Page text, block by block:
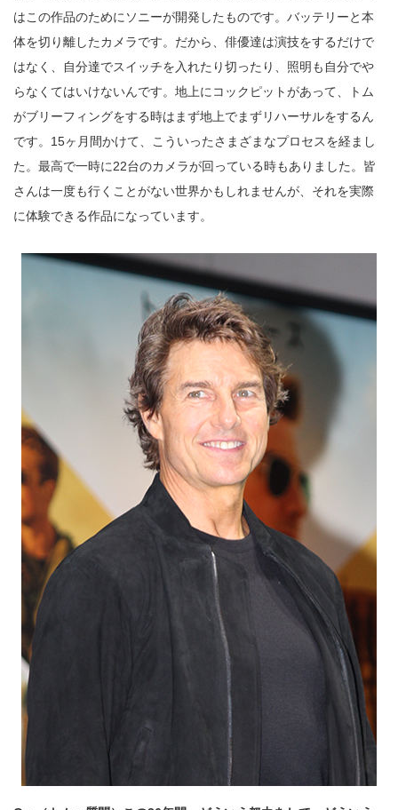
はこの作品のためにソニーが開発したものです。バッテリーと本
体を切り離したカメラです。だから、俳優達は演技をするだけで
はなく、自分達でスイッチを入れたり切ったり、照明も自分でや
らなくてはいけないんです。地上にコックピットがあって、トム
がブリーフィングをする時はまず地上でまずリハーサルをするん
です。15ヶ月間かけて、こういったさまざまなプロセスを経まし
た。最高で一時に22台のカメラが回っている時もありました。皆
さんは一度も行くことがない世界かもしれませんが、それを実際
に体験できる作品になっています。